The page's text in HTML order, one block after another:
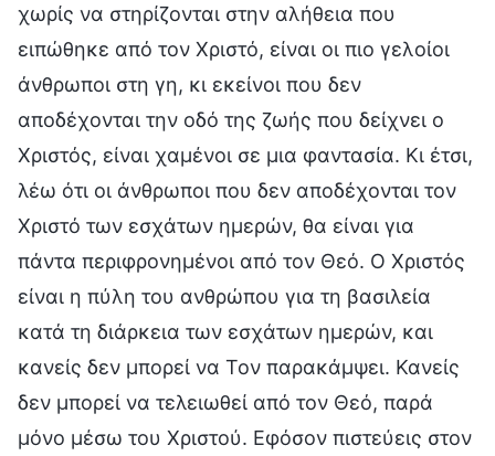
χωρίς να στηρίζονται στην αλήθεια που
ειπώθηκε από τον Χριστό, είναι οι πιο γελοίοι
άνθρωποι στη γη, κι εκείνοι που δεν
αποδέχονται την οδό της ζωής που δείχνει ο
Χριστός, είναι χαμένοι σε μια φαντασία. Κι έτσι,
λέω ότι οι άνθρωποι που δεν αποδέχονται τον
Χριστό των εσχάτων ημερών, θα είναι για
πάντα περιφρονημένοι από τον Θεό. Ο Χριστός
είναι η πύλη του ανθρώπου για τη βασιλεία
κατά τη διάρκεια των εσχάτων ημερών, και
κανείς δεν μπορεί να Τον παρακάμψει. Κανείς
δεν μπορεί να τελειωθεί από τον Θεό, παρά
μόνο μέσω του Χριστού. Εφόσον πιστεύεις στον